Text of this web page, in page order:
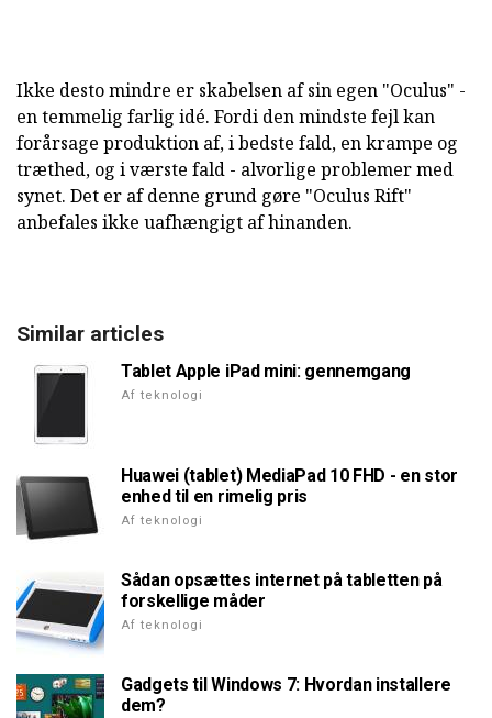
Ikke desto mindre er skabelsen af sin egen "Oculus" -
en temmelig farlig idé. Fordi den mindste fejl kan
forårsage produktion af, i bedste fald, en krampe og
træthed, og i værste fald - alvorlige problemer med
synet. Det er af denne grund gøre "Oculus Rift"
anbefales ikke uafhængigt af hinanden.
Similar articles
Tablet Apple iPad mini: gennemgang
Af teknologi
Huawei (tablet) MediaPad 10 FHD - en stor
enhed til en rimelig pris
Af teknologi
Sådan opsættes internet på tabletten på
forskellige måder
Af teknologi
Gadgets til Windows 7: Hvordan installere
dem?